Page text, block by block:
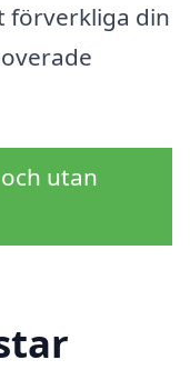
förverkliga din
utan